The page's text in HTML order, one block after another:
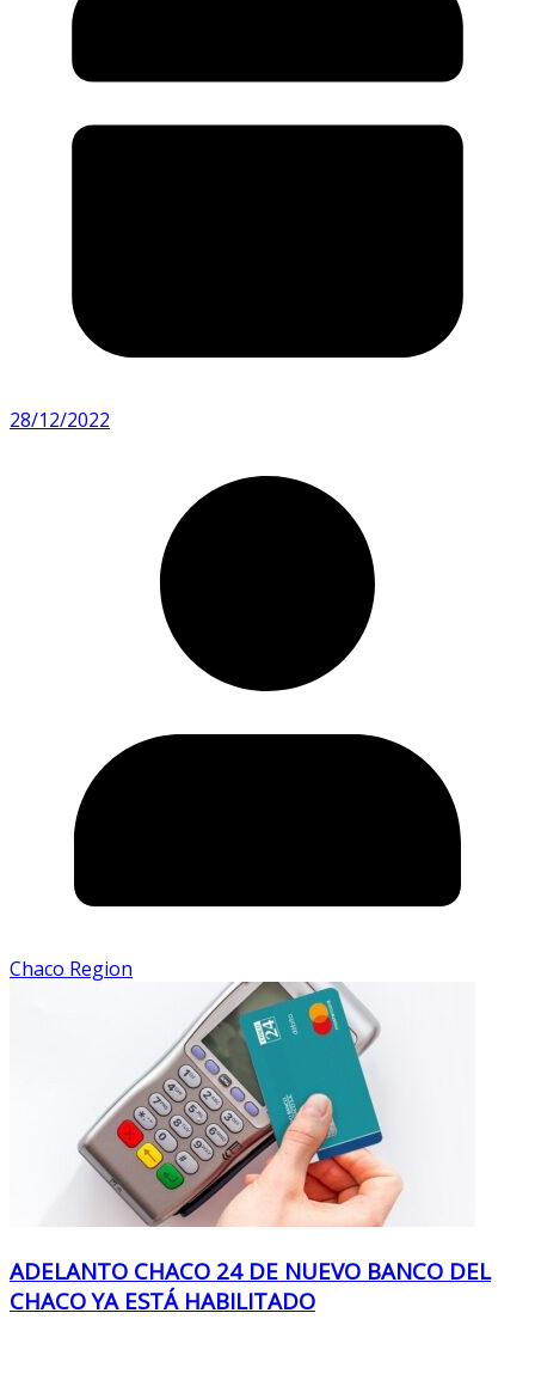
28/12/2022
Chaco Region
ADELANTO CHACO 24 DE NUEVO BANCO DEL
CHACO YA ESTÁ HABILITADO